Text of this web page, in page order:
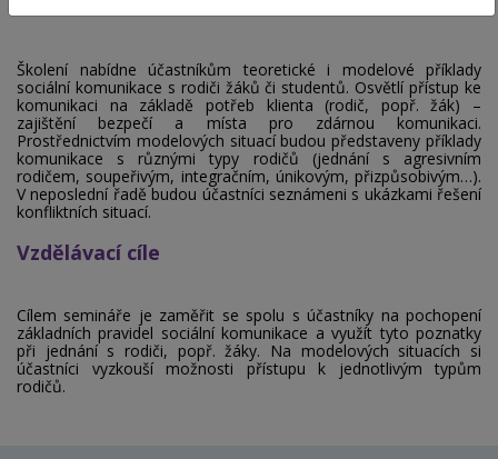
Školení nabídne účastníkům teoretické i modelové příklady
sociální komunikace s rodiči žáků či studentů. Osvětlí přístup ke
komunikaci na základě potřeb klienta (rodič, popř. žák) –
zajištění bezpečí a místa pro zdárnou komunikaci.
Prostřednictvím modelových situací budou představeny příklady
komunikace s různými typy rodičů (jednání s agresivním
rodičem, soupeřivým, integračním, únikovým, přizpůsobivým…).
V neposlední řadě budou účastníci seznámeni s ukázkami řešení
konfliktních situací.
Vzdělávací cíle
Cílem semináře je zaměřit se spolu s účastníky na pochopení
základních pravidel sociální komunikace a využít tyto poznatky
při jednání s rodiči, popř. žáky. Na modelových situacích si
účastníci vyzkouší možnosti přístupu k jednotlivým typům
rodičů.